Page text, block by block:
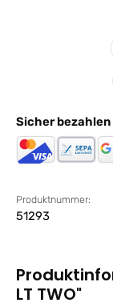
Sicher
Produktnummer:
51293
LT TWO"